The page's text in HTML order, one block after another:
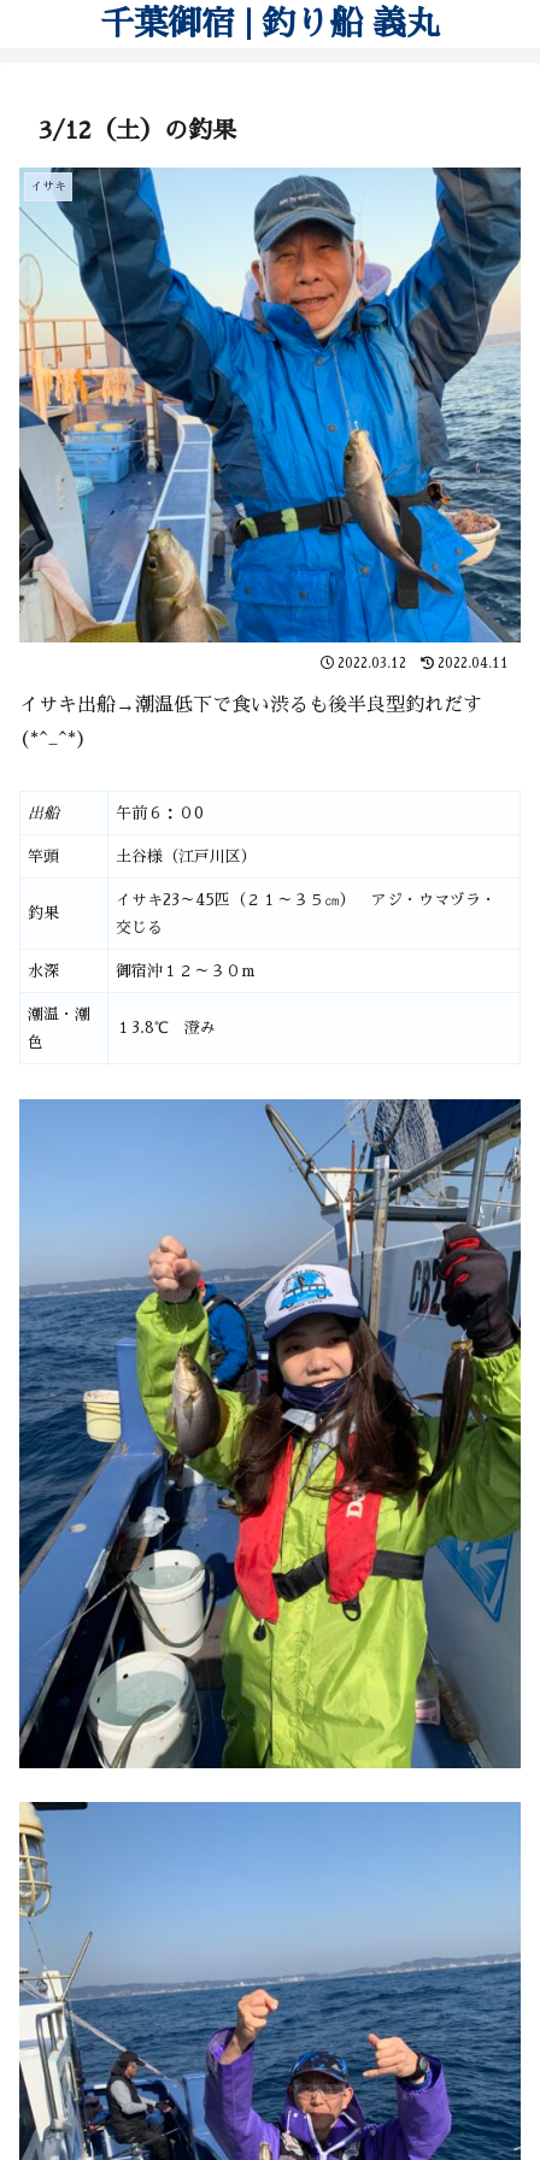
千葉御宿 | 釣り船 義丸
3/12（土）の釣果
イサキ
2022.03.12 2022.04.11
イサキ出船→潮温低下で食い渋るも後半良型釣れだす
(*^_^*)
出船 午前６：０0
竿頭 土谷様（江戸川区）
釣果
イサキ23～45匹（２１～３５㎝） アジ・ウマヅラ・
交じる
水深 御宿沖１２～３０m
潮温・潮
色
１3.8℃ 澄み